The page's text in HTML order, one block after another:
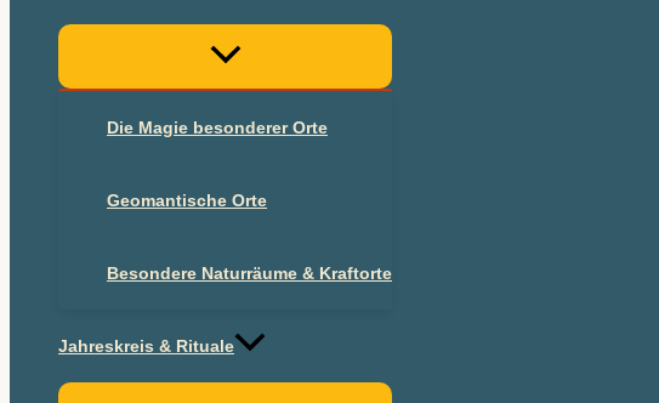
Die Magie besonderer Orte
Geomantische Orte
Besondere Naturräume & Kraftorte
Jahreskreis & Rituale